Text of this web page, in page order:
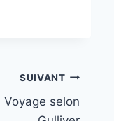
SUIVANT
Voyage selon